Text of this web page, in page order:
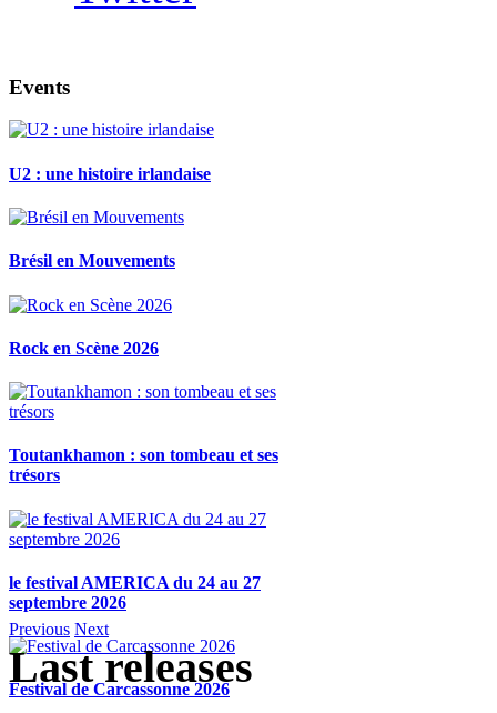
Events
U2 : une histoire irlandaise
Brésil en Mouvements
Rock en Scène 2026
Toutankhamon : son tombeau et ses
trésors
le festival AMERICA du 24 au 27
septembre 2026
Festival de Carcassonne 2026
Previous Next
Last releases